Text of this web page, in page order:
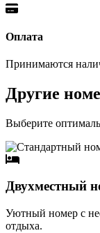
Оплата
Принимаются
Другие
Выберите
Двухместный
Уютный номер с
отдыха.